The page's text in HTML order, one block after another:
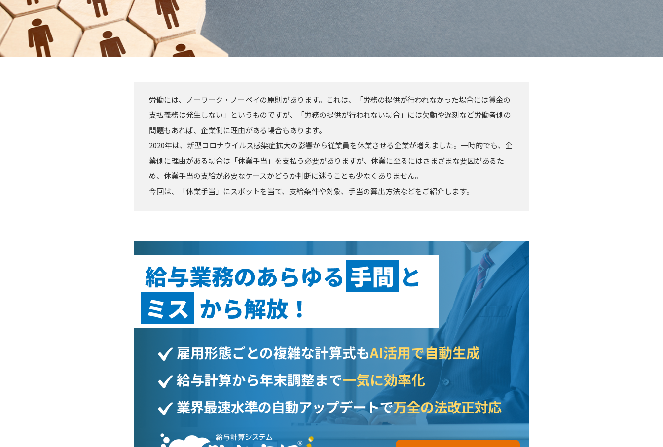
労働には、ノーワーク・ノーペイの原則があります。これは、「労務の提供が行われなかった場合には賃金の
支払義務は発生しない」というものですが、「労務の提供が行われない場合」には欠勤や遅刻など労働者側の
問題もあれば、企業側に理由がある場合もあります。
2020年は、新型コロナウイルス感染症拡大の影響から従業員を休業させる企業が増えました。一時的でも、企
業側に理由がある場合は「休業手当」を支払う必要がありますが、休業に至るにはさまざまな要因があるた
め、休業手当の支給が必要なケースかどうか判断に迷うことも少なくありません。
今回は、「休業手当」にスポットを当て、支給条件や対象、手当の算出方法などをご紹介します。